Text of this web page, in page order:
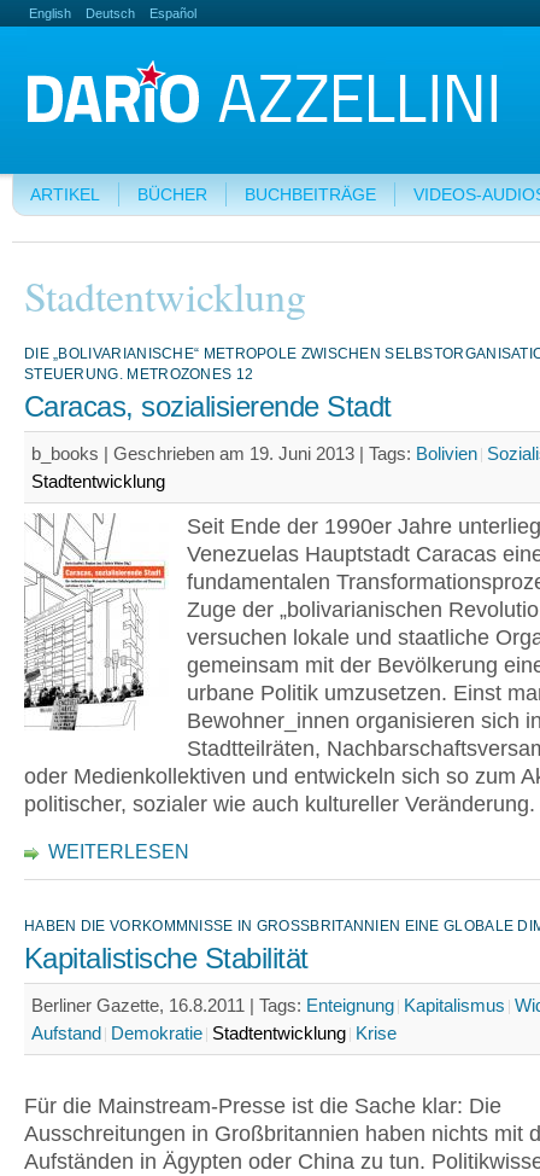
English Deutsch Español
ARTIKEL BÜCHER BUCHBEITRÄGE VIDEOS-
Stadtentwicklung
DIE „BOLIVARIANISCHE“ METROPOLE ZWISCHEN
STEUERUNG. METROZONES 12
Caracas, sozialisierende Stadt
b_books | Geschrieben am 19. Juni 2013 | Tags: Bolivien
Stadtentwicklung
Seit Ende der 1990er Jahre
Venezuelas Hauptstadt Caracas
fundamentalen
Zuge der „bolivarianischen
versuchen lokale und staatliche
gemeinsam mit der Bevölkerung
urbane Politik umzusetzen. Einst
Bewohner_innen organisieren sich
Stadtteilräten,
oder Medienkollektiven und entwickeln sich so zum
politischer, sozialer wie auch kultureller Veränderung.
WEITERLESEN
HABEN DIE VORKOMMNISSE IN GROSSBRITANNIEN EINE GLOBALE
Kapitalistische Stabilität
Berliner Gazette, 16.8.2011 | Tags: Enteignung Kapitalismus
Aufstand Demokratie Stadtentwicklung Krise
Für die Mainstream-Presse ist die Sache klar: Die
Ausschreitungen in Großbritannien haben nichts mit
Aufständen in Ägypten oder China zu tun.